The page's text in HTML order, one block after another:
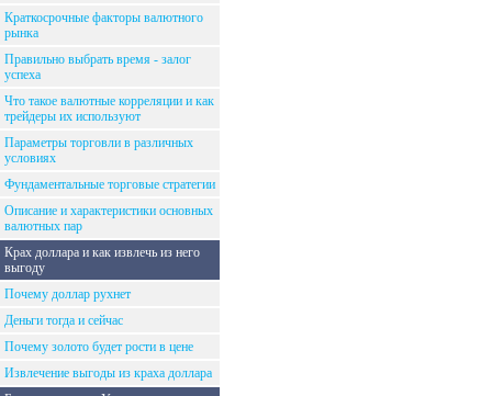
Краткосрочные факторы валютного
рынка
Правильно выбрать время - залог
успеха
Что такое валютные корреляции и как
трейдеры их используют
Параметры торговли в различных
условиях
Фундаментальные торговые стратегии
Описание и характеристики основных
валютных пар
Крах доллара и как извлечь из него
выгоду
Почему доллар рухнет
Деньги тогда и сейчас
Почему золото будет рости в цене
Извлечение выгоды из краха доллара